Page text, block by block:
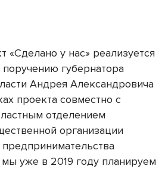
у нас» реализуется
губернатора
Андрея Александровича
проекта совместно с
отделением
организации
уже в 2019 году планируем